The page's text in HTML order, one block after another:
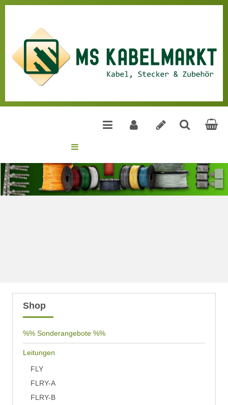
Shop
%% Sonderangebote %%
Leitungen
FLY
FLRY-A
FLRY-B